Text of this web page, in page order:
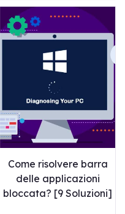
Come risolvere barra
delle applicazioni
bloccata? [9 Soluzioni]